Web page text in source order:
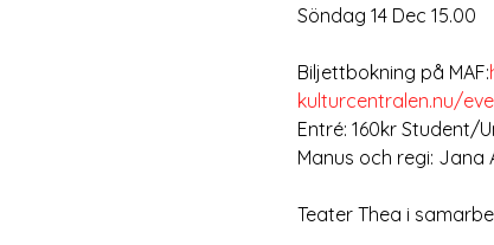
Söndag 14 Dec 15.00
Biljettbokning på MAF:
kulturcentralen.nu/
Entré: 160kr Student/
Manus och regi: Jana
Teater Thea i